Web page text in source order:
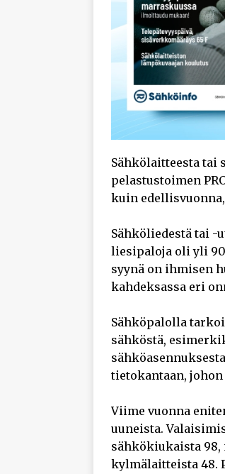
Sähkölaitteesta
pelastustoimen
kuin
Sähköliedestä tai -
liesipaloja oli yli
syynä on ihmisen
kahdeksassa eri
Sähköpalolla
sähköstä,
tietokantaan,
Viime vuonna
uuneista.
sähkökiukaista 98,
kylmälaitteista 48.